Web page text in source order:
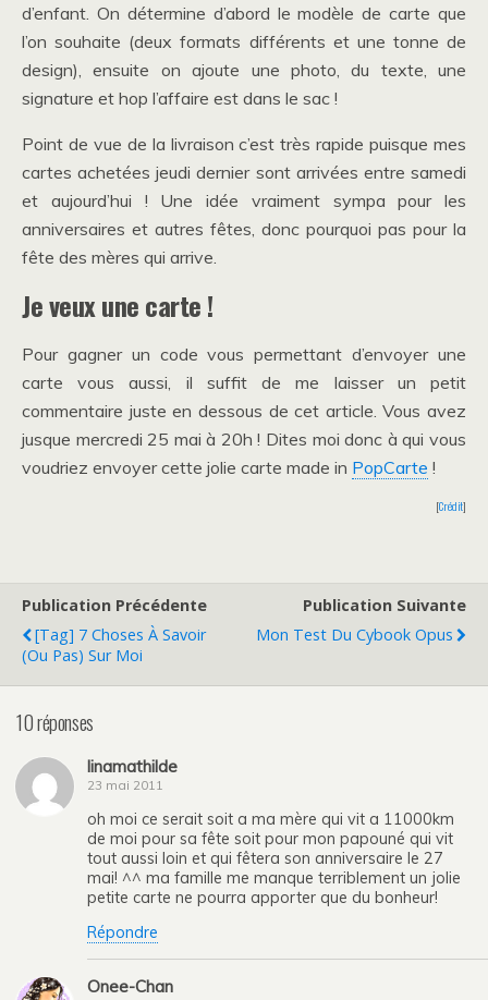
d’enfant. On détermine d’abord le modèle de carte que
l’on souhaite (deux formats différents et une tonne de
design), ensuite on ajoute une photo, du texte, une
signature et hop l’affaire est dans le sac !
Point de vue de la livraison c’est très rapide puisque mes
cartes achetées jeudi dernier sont arrivées entre samedi
et aujourd’hui ! Une idée vraiment sympa pour les
anniversaires et autres fêtes, donc pourquoi pas pour la
fête des mères qui arrive.
Je veux une carte !
Pour gagner un code vous permettant d’envoyer une
carte vous aussi, il suffit de me laisser un petit
commentaire juste en dessous de cet article. Vous avez
jusque mercredi 25 mai à 20h ! Dites moi donc à qui vous
voudriez envoyer cette jolie carte made in PopCarte !
[Crédit]
Publication Précédente
[Tag] 7 Choses À Savoir
(ou Pas) Sur Moi
Publication Suivante
Mon Test Du Cybook Opus
10 réponses
linamathilde
23 mai 2011
oh moi ce serait soit a ma mère qui vit a 11000km
de moi pour sa fête soit pour mon papouné qui vit
tout aussi loin et qui fêtera son anniversaire le 27
mai! ^^ ma famille me manque terriblement un jolie
petite carte ne pourra apporter que du bonheur!
Répondre
Onee-Chan